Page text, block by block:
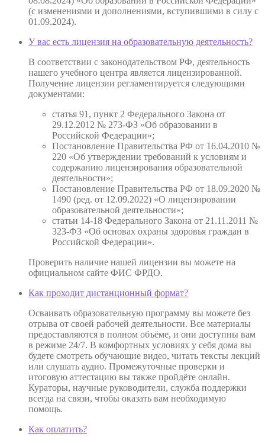
(с изменениями и дополнениями, вступившими в силу с
01.09.2024).
У вас есть лицензия на образовательную деятельность?
В соответствии с законодательством РФ, деятельность
нашего учебного центра является лицензированной.
Получение лицензии регламентируется следующими
документами:
статья 91, пункт 2 Федерального Закона от
29.12.2012 № 273-ФЗ «Об образовании в
Российской Федерации»;
Постановление Правительства РФ от 16.04.2010 №
220 «Об утверждении требований к условиям и
содержанию лицензирования образовательной
деятельности»;
Постановление Правительства РФ от 18.09.2020 №
1490 (ред. от 12.09.2022) «О лицензировании
образовательной деятельности»;
статьи 14-18 Федерального Закона от 21.11.2011 №
323-ФЗ «Об основах охраны здоровья граждан в
Российской Федерации».
Проверить наличие нашей лицензии вы можете на
официальном сайте ФИС ФРДО.
Как проходит дистанционный формат?
Осваивать образовательную программу вы можете без
отрыва от своей рабочей деятельности. Все материалы
предоставляются в полном объёме, и они доступны вам
в режиме 24/7. В комфортных условиях у себя дома вы
будете смотреть обучающие видео, читать тексты лекций
или слушать аудио. Промежуточные проверки и
итоговую аттестацию вы также пройдёте онлайн.
Кураторы, научные руководители, служба поддержки
всегда на связи, чтобы оказать вам необходимую
помощь.
Как оплатить?